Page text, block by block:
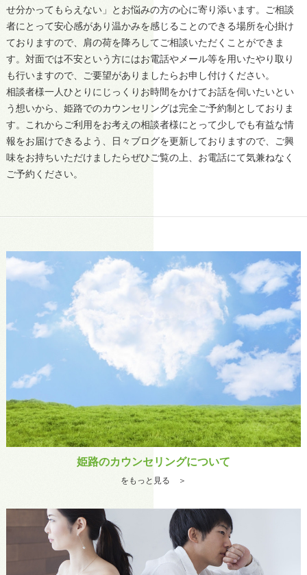
せ分かってもらえない」とお悩みの方の心に寄り添います。ご相談
者にとって安心感があり温かみを感じることのできる場所を心掛け
ておりますので、肩の荷を降ろしてご相談いただくことができま
す。対面では不安という方にはお電話やメール等を用いたやり取り
も行いますので、ご要望がありましたらお申し付けください。
相談者様一人ひとりにじっくりお時間をかけてお話を伺いたいとい
う想いから、姫路でのカウンセリングは完全ご予約制としておりま
す。これからご利用をお考えの相談者様にとって少しでも有益な情
報をお届けできるよう、日々ブログを更新しておりますので、ご興
味をお持ちいただけましたらぜひご覧の上、お電話にて気兼ねなく
ご予約ください。
姫路のカウンセリングについて
をもっと見る ＞